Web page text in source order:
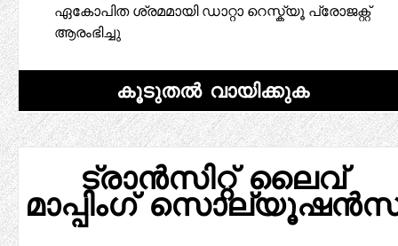
ഏകോപിത ശ്രമമായി ഡാറ്റാ റെസ്ക്യൂ പ്രോജക്റ്റ്
ആരംഭിച്ചു
കൂടുതൽ വായിക്കുക
ട്രാൻസിറ്റ് ലൈവ്
മാപ്പിംഗ്